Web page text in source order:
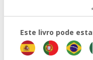
Este livro pode